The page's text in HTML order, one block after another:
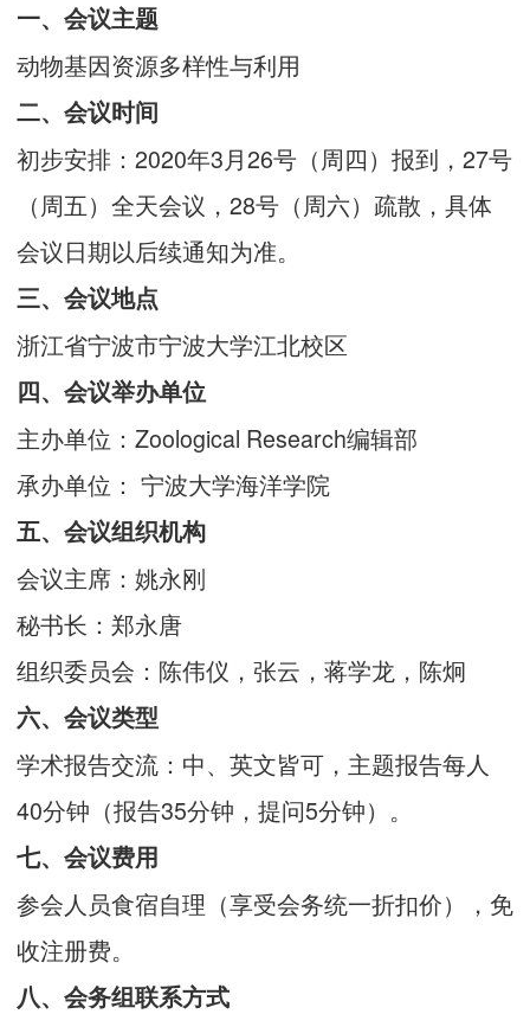
一、会议主题
动物基因资源多样性与利用
二、会议时间
初步安排：2020年3月26号（周四）报到，27号
（周五）全天会议，28号（周六）疏散，具体
会议日期以后续通知为准。
三、会议地点
浙江省宁波市宁波大学江北校区
四、会议举办单位
主办单位：Zoological Research编辑部
承办单位： 宁波大学海洋学院
五、会议组织机构
会议主席：姚永刚
秘书长：郑永唐
组织委员会：陈伟仪，张云，蒋学龙，陈炯
六、会议类型
学术报告交流：中、英文皆可，主题报告每人
40分钟（报告35分钟，提问5分钟）。
七、会议费用
参会人员食宿自理（享受会务统一折扣价），免
收注册费。
八、会务组联系方式